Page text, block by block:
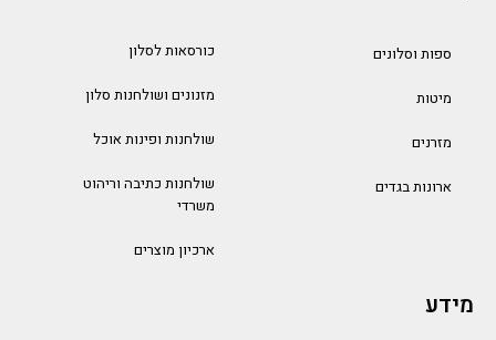
ספות וסלונים
מיטות
מזרנים
ארונות בגדים
כורסאות לסלון
מזנונים ושולחנות סלון
שולחנות ופינות אוכל
שולחנות כתיבה וריהוט
משרדי
ארכיון מוצרים
מידע